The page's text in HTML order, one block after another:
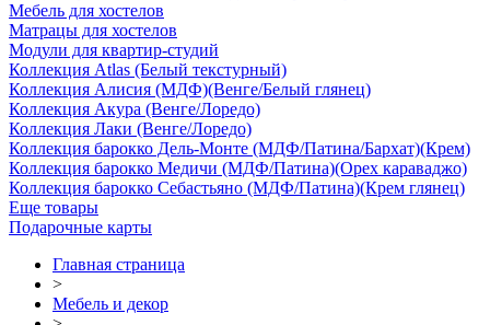
Мебель для хостелов
Матрацы для хостелов
Модули для квартир-студий
Коллекция Atlas (Белый текстурный)
Коллекция Алисия (МДФ)(Венге/Белый глянец)
Коллекция Акура (Венге/Лоредо)
Коллекция Лаки (Венге/Лоредо)
Коллекция барокко Дель-Монте (МДФ/Патина/Бархат)(Крем)
Коллекция барокко Медичи (МДФ/Патина)(Орех караваджо)
Коллекция барокко Себастьяно (МДФ/Патина)(Крем глянец)
Еще товары
Подарочные карты
Главная страница
>
Мебель и декор